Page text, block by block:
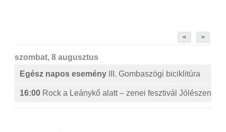
< >
szombat, 8 augusztus
Egész napos esemény
III. Gombaszögi biciklitúra
16:00 Rock a Leánykő alatt – zenei fesztivál Jólészen